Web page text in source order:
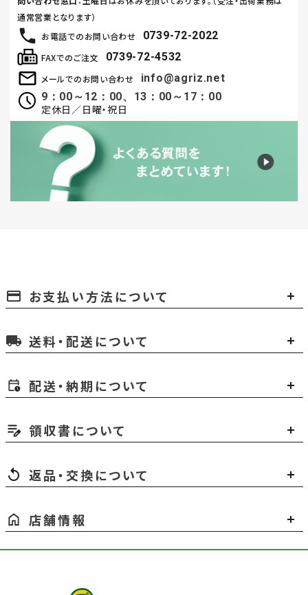
お電話でのお問い合わせ 0739-72-2022
メールでのお問い合わせ
info@agriz.net
9：00～12：00、13：00～17：00
定休日／日曜・祝日
FAXでのご注文 0739-72-4532
通常営業となります）
payment お支払い方法について
local_shipping 送料・配送について
配送・納期について
領収書について
返品・交換について
店舗情報